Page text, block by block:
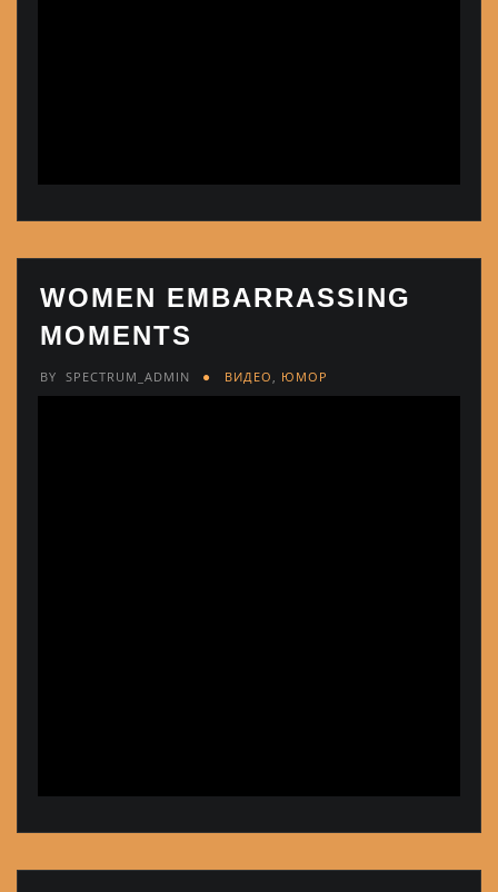
WOMEN EMBARRASSING
MOMENTS
BY SPECTRUM_ADMIN ВИДЕО , ЮМОР